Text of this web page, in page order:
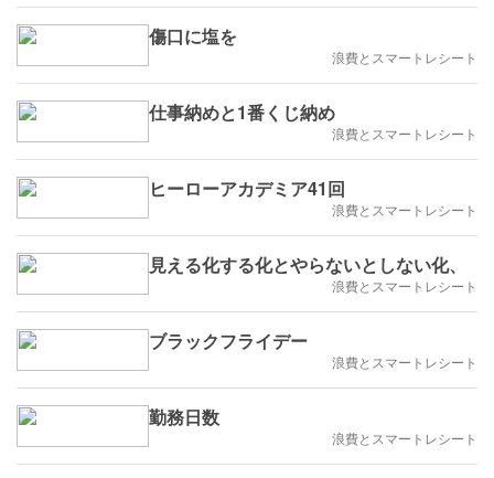
傷口に塩を
浪費とスマートレシート
仕事納めと1番くじ納め
浪費とスマートレシート
ヒーローアカデミア41回
浪費とスマートレシート
見える化する化とやらないとしない化、
浪費とスマートレシート
ブラックフライデー
浪費とスマートレシート
勤務日数
浪費とスマートレシート